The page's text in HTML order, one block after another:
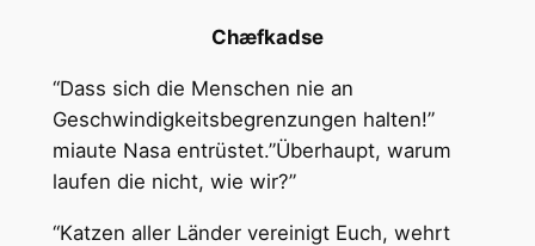
Chæfkadse
“Dass sich die Menschen nie an
Geschwindigkeitsbegrenzungen halten!”
miaute Nasa entrüstet.”Überhaupt, warum
laufen die nicht, wie wir?”
“Katzen aller Länder vereinigt Euch, wehrt